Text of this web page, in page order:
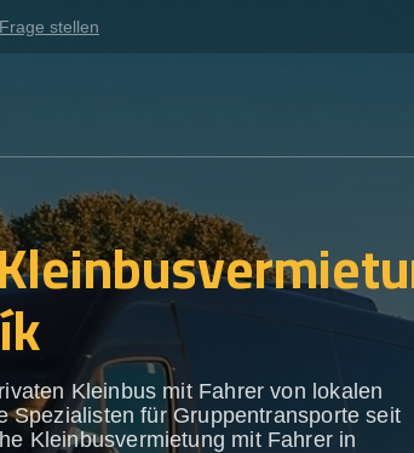
stellen
Kleinbus mit Fahrer von lokalen
Spezialisten für Gruppentransporte seit
Kleinbusvermietung mit Fahrer in